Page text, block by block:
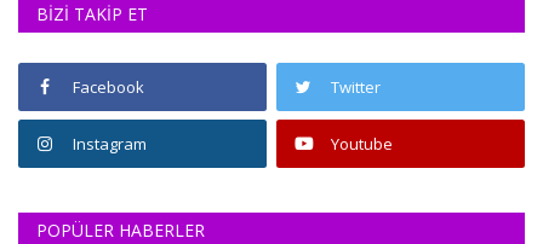
BİZİ TAKİP ET
Facebook Twitter
Instagram Youtube
POPÜLER HABERLER